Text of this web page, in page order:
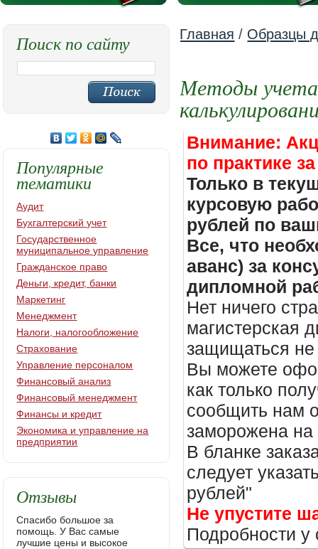
Главная / Образцы
Методы
Внимание:
по практике
Только в
курсовую
рублей по
Все, что
аванс) за
дипломной
Нет ничего
магистерская
защищаться не
Вы можете
как только
сообщить нам
заморожена
В бланке
следует
рублей"
Не упустите
Подробности
Поиск по сайту
Популярные
тематики
Аудит
Бухгалтерский учет
Государственное
муниципальное управление
Гражданское право
Деньги, кредит, банки
Маркетинг
Менеджмент
Налоги, налогообложение
Страхование
Управление персоналом
Финансовый анализ
Финансовый менеджмент
Финансы и кредит
Экономика и управление на
предприятии
Отзывы
Спасибо большое за
помощь. У Вас самые
лучшие цены и высокое